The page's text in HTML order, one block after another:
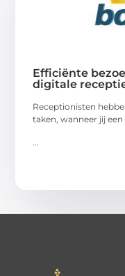
Efficiënte
digitale
Receptionisten
taken, wanneer jij